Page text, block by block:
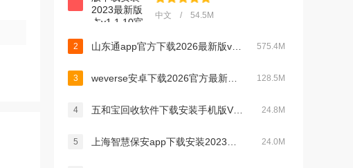
中文 / 54.5M
2 575.4M
3 128.5M
4 24.8M
5 24.0M